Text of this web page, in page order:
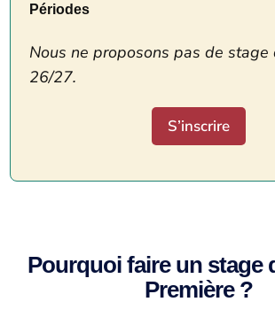
Périodes
Nous ne proposons pas de stage
26/27.
S’inscrire
Pourquoi faire un stage
Première ?